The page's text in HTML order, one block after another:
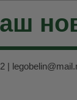
|